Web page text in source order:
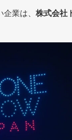
業は、 株式会社